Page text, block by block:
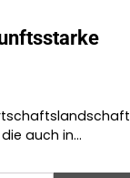
auch in…